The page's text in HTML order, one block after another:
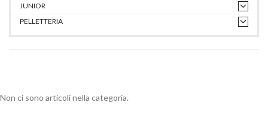
JUNIOR
PELLETTERIA
Non ci sono articoli nella categoria.